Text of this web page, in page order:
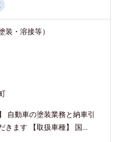
装・溶接等）
自動車の塗装業務と納車引
きます 【取扱車種】 国...